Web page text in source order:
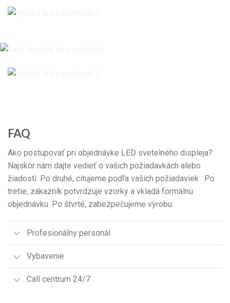
FAQ
Ako postupovať pri objednávke LED svetelného displeja?
Najskôr nám dajte vedieť o vašich požiadavkách alebo
žiadosti. Po druhé, citujeme podľa vašich požiadaviek . Po
tretie, zákazník potvrdzuje vzorky a vkladá formálnu
objednávku. Po štvrté, zabezpečujeme výrobu.
Profesionálny personál
Vybavenie
Call centrum 24/7